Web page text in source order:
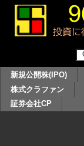
新規公開株(IPO)
株式クラファン
証券会社CP